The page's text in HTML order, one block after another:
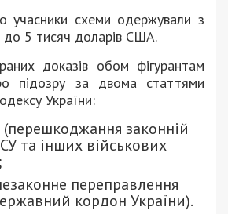
учасники схеми одержували з
до 5 тисяч доларів США.
доказів обом фігурантам
підозру за двома статтями
України:
(перешкоджання законній
та інших військових
переправлення
кордон України).